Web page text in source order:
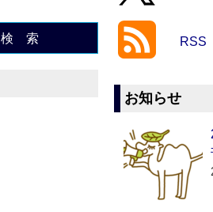
検 索 RSS
お知らせ